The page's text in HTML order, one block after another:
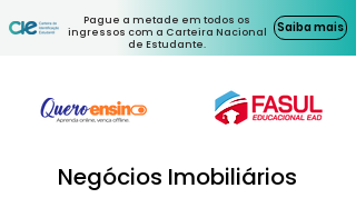
Pague a metade em todos os
ingressos com a Carteira Nacional
de Estudante.
Saiba mais
Negócios Imobiliários